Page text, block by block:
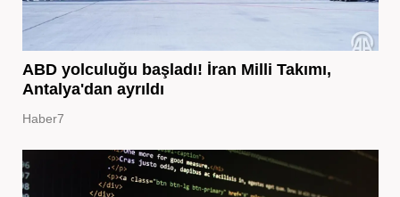
ABD yolculuğu başladı! İran Milli Takımı,
Antalya'dan ayrıldı
Haber7